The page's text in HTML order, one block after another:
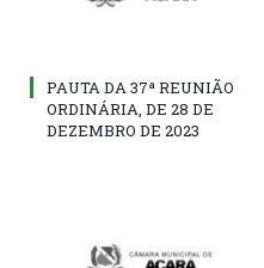
PAUTA DA 37ª REUNIÃO
ORDINÁRIA, DE 28 DE
DEZEMBRO DE 2023